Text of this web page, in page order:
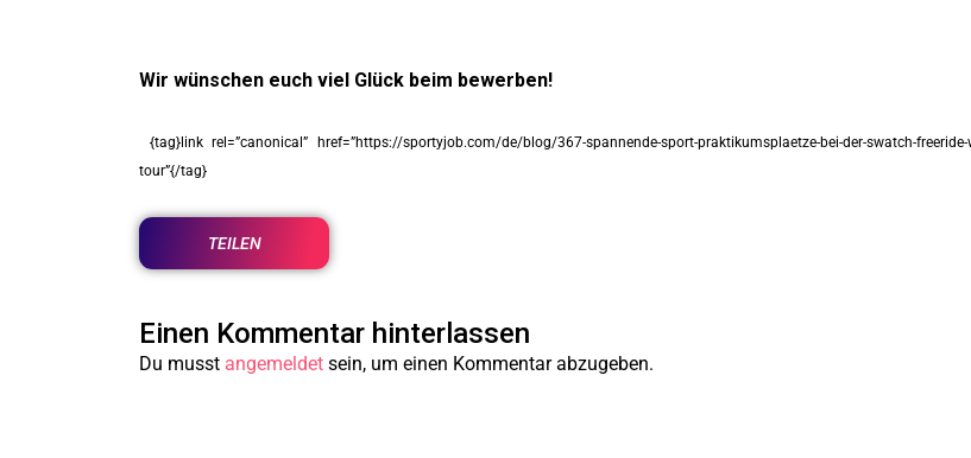
Wir wünschen euch viel Glück beim bewerben!
{tag}link rel=”canonical” href=”https://sportyjob.com/de/blog/367-spannende-sport-praktikumsplaetze-bei-der-swatch-freeride-
tour”{/tag}
TEILEN
Einen Kommentar hinterlassen
Du musst angemeldet sein, um einen Kommentar abzugeben.